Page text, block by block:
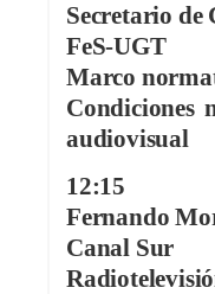
Secretario
FeS-UGT
Marco
Condiciones
audiovisual
12:15
Fernando
Canal Sur